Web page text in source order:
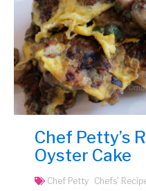
Chef Petty’s
Oyster Cake
Chef Petty Chefs'